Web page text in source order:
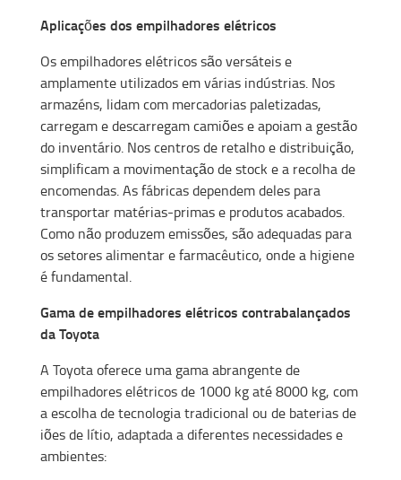
Aplicações dos empilhadores elétricos
Os empilhadores elétricos são versáteis e
amplamente utilizados em várias indústrias. Nos
armazéns, lidam com mercadorias paletizadas,
carregam e descarregam camiões e apoiam a gestão
do inventário. Nos centros de retalho e distribuição,
simplificam a movimentação de stock e a recolha de
encomendas. As fábricas dependem deles para
transportar matérias-primas e produtos acabados.
Como não produzem emissões, são adequadas para
os setores alimentar e farmacêutico, onde a higiene
é fundamental.
Gama de empilhadores elétricos contrabalançados
da Toyota
A Toyota oferece uma gama abrangente de
empilhadores elétricos de 1000 kg até 8000 kg, com
a escolha de tecnologia tradicional ou de baterias de
iões de lítio, adaptada a diferentes necessidades e
ambientes: